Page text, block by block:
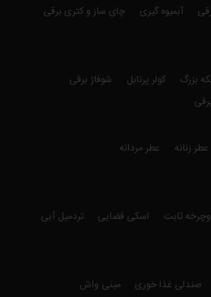
آبمیوه گیری
چای ساز و کتری برقی
بزرگ کولر پرتابل
شوفاژ برقی
عطر زنانه
عطر مردانه
ثابت اسکی فضایی
تردمیل آبی
صندلی غذا خوری
مینی واش